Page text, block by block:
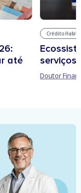
até
Crédito
serviços
Doutor